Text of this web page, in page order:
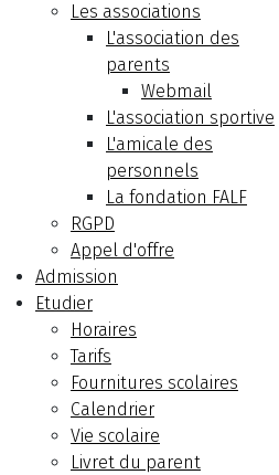
Les associations
L'association des
parents
Webmail
L'association sportive
L'amicale des
personnels
La fondation FALF
RGPD
Appel d'offre
Admission
Etudier
Horaires
Tarifs
Fournitures scolaires
Calendrier
Vie scolaire
Livret du parent